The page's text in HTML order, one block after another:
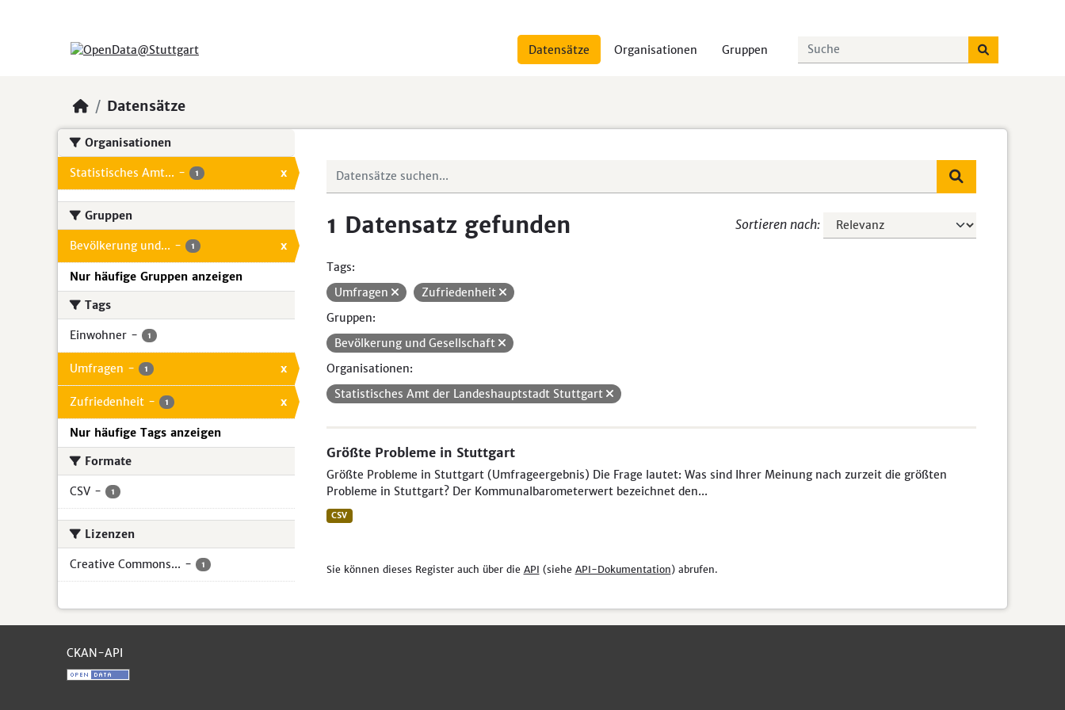
Datensätze Organisationen Gruppen
Datensätze
Organisationen
Statistisches Amt... - 1 x
Gruppen
Bevölkerung und... - 1 x
Nur häufige Gruppen anzeigen
Tags
Einwohner - 1
Umfragen - 1 x
Zufriedenheit - 1 x
Nur häufige Tags anzeigen
Formate
CSV - 1
Lizenzen
Creative Commons... - 1
Sortieren nach
1 Datensatz gefunden
Tags:
Umfragen
Zufriedenheit
Gruppen:
Bevölkerung und Gesellschaft
Organisationen:
Statistisches Amt der Landeshauptstadt Stuttgart
Größte Probleme in Stuttgart
Größte Probleme in Stuttgart (Umfrageergebnis) Die Frage lautet: Was sind Ihrer Meinung nach zurzeit die größten
Probleme in Stuttgart? Der Kommunalbarometerwert bezeichnet den...
CSV
Sie können dieses Register auch über die API (siehe API-Dokumentation) abrufen.
CKAN-API